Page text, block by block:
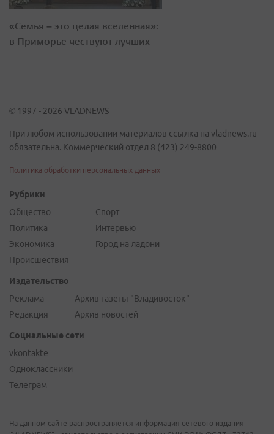
«Семья – это целая вселенная»:
в Приморье чествуют лучших
© 1997 - 2026 VLADNEWS
При любом использовании материалов ссылка на vladnews.ru
обязательна. Коммерческий отдел 8 (423) 249-8800
Политика обработки персональных данных
Рубрики
Общество
Политика
Экономика
Происшествия
Спорт
Интервью
Город на ладони
Издательство
Реклама
Редакция
Архив газеты "Владивосток"
Архив новостей
Социальные сети
vkontakte
Одноклассники
Телеграм
На данном сайте распространяется информация сетевого издания